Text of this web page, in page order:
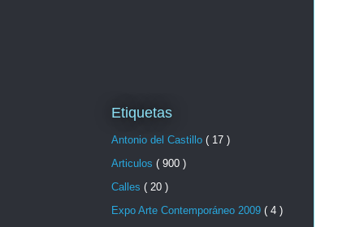
Etiquetas
Antonio del Castillo ( 17 )
Articulos ( 900 )
Calles ( 20 )
Expo Arte Contemporáneo 2009 ( 4 )